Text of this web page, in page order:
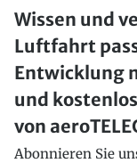
Wissen und
Luftfahrt
Entwicklung
und
von
Abonnieren Sie